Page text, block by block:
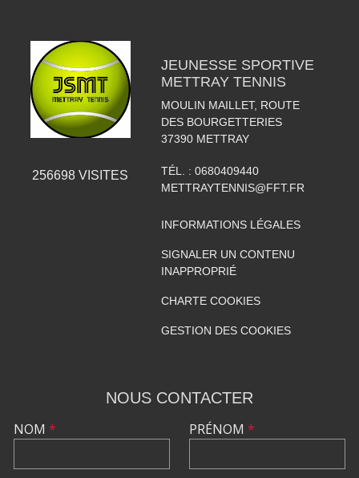
256698 VISITES
JEUNESSE SPORTIVE
METTRAY TENNIS
MOULIN MAILLET, ROUTE
DES BOURGETTERIES
37390 METTRAY
TÉL. : 0680409440
METTRAYTENNIS@FFT.FR
INFORMATIONS LÉGALES
SIGNALER UN CONTENU
INAPPROPRIÉ
CHARTE COOKIES
GESTION DES COOKIES
NOUS CONTACTER
NOM * PRÉNOM *